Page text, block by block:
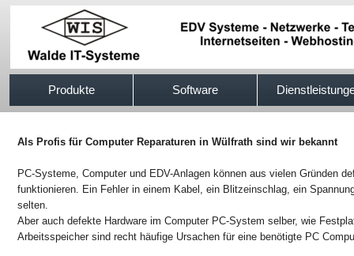
Produkte Software
Als Profis für Computer Reparaturen in Wülfrath sind wir bekannt
PC-Systeme, Computer und EDV-Anlagen können aus vielen Gründen
funktionieren. Ein Fehler in einem Kabel, ein Blitzeinschlag, ein
selten.
Aber auch defekte Hardware im Computer PC-System selber, wie
Arbeitsspeicher sind recht häufige Ursachen für eine benötigte PC